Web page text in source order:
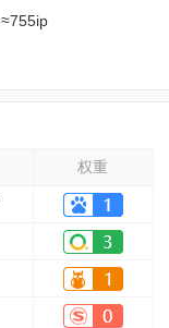
≈755ip
权重